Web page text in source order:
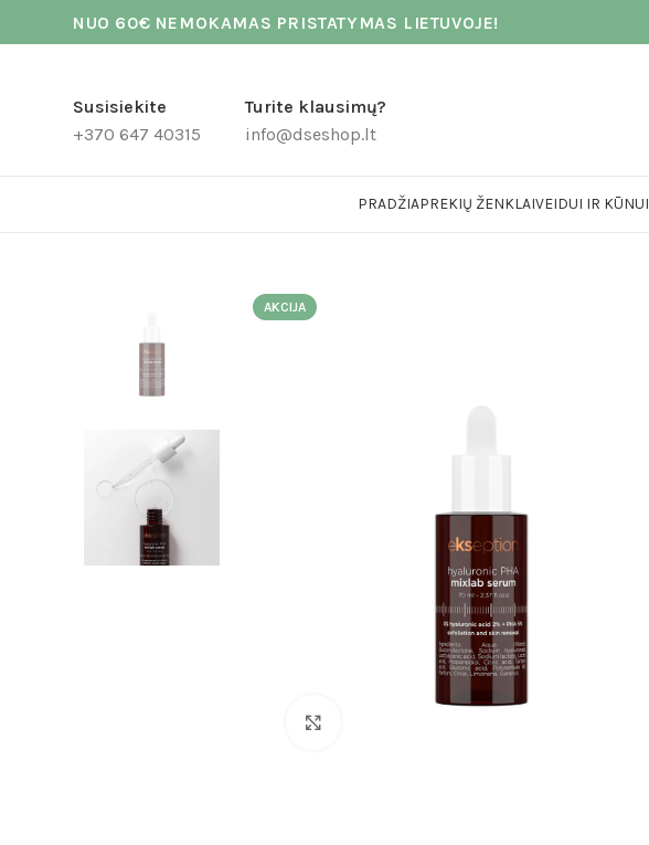
NUO 60€ NEMOKAMAS PRISTATYMAS LIETUVOJE!
Susisiekite
+370 647 40315
Turite klausimų?
info@dseshop.lt
PRADŽIAPREKIŲ ŽENKLAIVEIDUI IR KŪNUI
AKCIJA